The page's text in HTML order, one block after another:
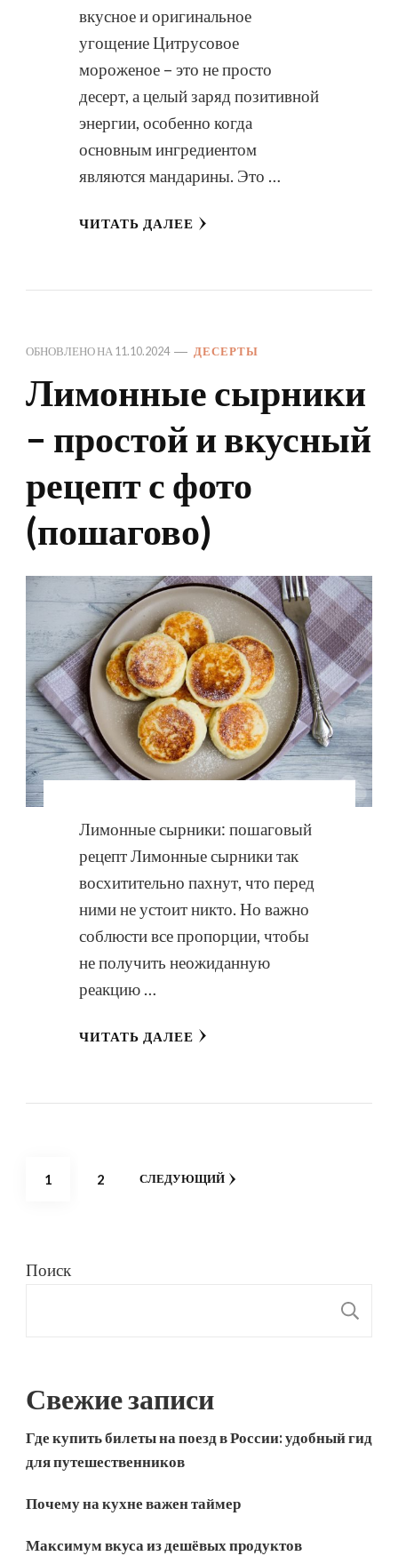
вкусное и оригинальное
угощение Цитрусовое
мороженое – это не просто
десерт, а целый заряд позитивной
энергии, особенно когда
основным ингредиентом
являются мандарины. Это …
ЧИТАТЬ ДАЛЕЕ
ОБНОВЛЕНО НА 11.10.2024 ДЕСЕРТЫ
Лимонные сырники
– простой и вкусный
рецепт с фото
(пошагово)
Лимонные сырники: пошаговый
рецепт Лимонные сырники так
восхитительно пахнут, что перед
ними не устоит никто. Но важно
соблюсти все пропорции, чтобы
не получить неожиданную
реакцию …
ЧИТАТЬ ДАЛЕЕ
Пагинация
СТРАНИЦА
1 СТРАНИЦА
2 СЛЕДУЮЩИЙ
Поиск
Свежие записи
Где купить билеты на поезд в России: удобный гид
для путешественников
Почему на кухне важен таймер
Максимум вкуса из дешёвых продуктов